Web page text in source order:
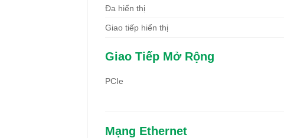
Đa hiển thị
Giao tiếp hiển thị
Giao Tiếp Mở Rộng
PCIe
Mạng Ethernet